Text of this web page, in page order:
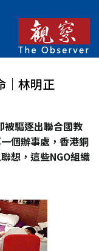
｜林明正
被驅逐出聯合國教
個辦事處，香港銅
想，這些NGO組織